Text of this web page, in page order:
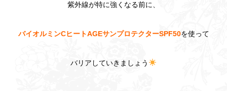
紫外線が特に強くなる前に、
バイオルミンCヒートAGEサンプロテクターSPF50を使って
バリアしていきましょう